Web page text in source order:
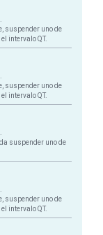
suspender uno de
intervalo QT.
suspender uno de
intervalo QT.
suspender uno de
suspender uno de
intervalo QT.